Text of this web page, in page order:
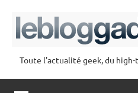
contenu
lebloggadget
Toute l'actualité geek, du